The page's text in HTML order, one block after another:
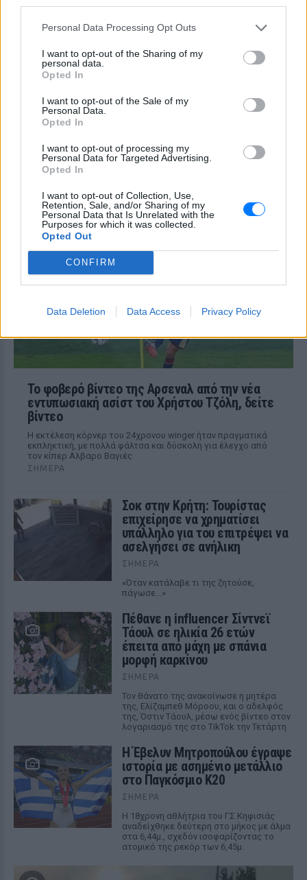
Personal Data Processing Opt Outs
I want to opt-out of the Sharing of my
personal data.
Opted In
I want to opt-out of the Sale of my
Personal Data.
Opted In
I want to opt-out of processing my
Personal Data for Targeted Advertising.
Opted In
I want to opt-out of Collection, Use,
Retention, Sale, and/or Sharing of my
Personal Data that Is Unrelated with the
Purposes for which it was collected.
Opted Out
CONFIRM
Data Deletion Data Access Privacy Policy
περιοχές είχαν τις
περισσότερες παραβάσεις
Οι έλεγχοι στις παραλίες συνεχίζονται με
αυτοψίες σε όλη τη χώρα
θάλασσας» που με τα σκάφη
τους έσωσαν πάνω από 100
ΣΉΜΕΡΑ
Καθοριστική ήταν η συμβολή τεσσάρων
ιδιωτών στη μεγάλη επιχείρηση
Το φοβερό βίντεο της Αρσεναλ από την νέα
εντυπωσιακή ασίστ του Χρήστου Τζόλη, δείτε
βίντεο
Η εκτέλεση κόρνερ του 24χρονου winger ήταν πραγματικά
εκπληκτική, με πολλά φάλτσα και δύσκολη για έλεγχο από
τον κίπερ Αλβαρο Βαγιές
ΣΉΜΕΡΑ
Σοκ στην Κρήτη: Τουρίστας
επιχείρησε να χρηματίσει
υπάλληλο για του επιτρέψει να
ασελγήσει σε ανήλικη
ΣΉΜΕΡΑ
«Όταν κατάλαβε τι της ζητούσε,
πάγωσε...»
Πέθανε η influencer Σίντνεϊ
Τάουλ σε ηλικία 26 ετών
έπειτα από μάχη με σπάνια
μορφή καρκίνου
ΣΉΜΕΡΑ
Τον θάνατο της ανακοίνωσε η μητέρα
της, Ελίζαμπεθ Μόροου, και ο αδελφός
της, Όστιν Τάουλ, μέσω ενός βίντεο στον
λογαριασμό της στο TikTok την Τετάρτη
Η Έβελυν Μητροπούλου έγραψε
ιστορία με ασημένιο μετάλλιο
στο Παγκόσμιο Κ20
ΣΉΜΕΡΑ
Η 18χρονη αθλήτρια του ΓΣ Κηφισιάς
αναδείχθηκε δεύτερη στο μήκος με άλμα
στα 6,44μ., σχεδόν ισοφαρίζοντας το
ατομικό της ρεκόρ των 6,45μ.